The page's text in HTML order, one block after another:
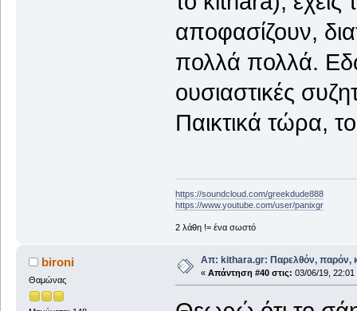
αποφασίζουν,
πολλά πολλά.
ουσιαστικές
Παικτικά τώρα,
https://soundcloud.com/greekdude888
https://www.youtube.com/user/panixgr
2 λάθη != ένα σωστό
bironi
Θαμώνας
Απ: kithara.gr: Παρελθόν, παρόν,
« Απάντηση #40 στις: 03/06/19, 22:01